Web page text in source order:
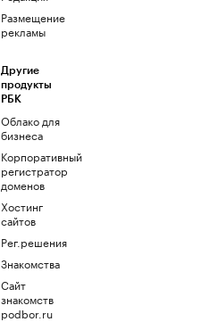
Размещение
рекламы
Другие
продукты
РБК
Облако для
бизнеса
Корпоративный
регистратор
доменов
Хостинг
сайтов
Рег.решения
Знакомства
Сайт
знакомств
podbor.ru